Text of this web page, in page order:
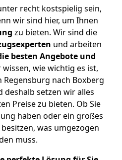
recht kostspielig sein,
wir sind hier, um Ihnen
zu bieten. Wir sind die
und arbeiten
besten Angebote und
wie wichtig es ist,
nach Boxberg
deshalb setzen wir alles
Preise zu bieten. Ob Sie
haben oder ein großes
was umgezogen
muss.